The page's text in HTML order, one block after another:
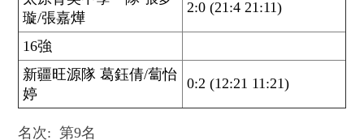
璇/張嘉燁
2:0 (21:4 21:11)
16強
新疆旺源隊 葛鈺倩/蔔怡
婷
0:2 (12:21 11:21)
名次: 第9名